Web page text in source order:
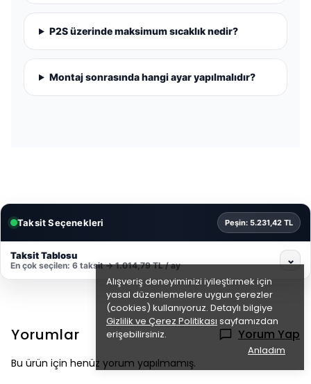
Alışveriş deneyiminizi iyileştirmek için
yasal düzenlemelere uygun çerezler
(cookies) kullanıyoruz. Detaylı bilgiye
Gizlilik ve Çerez Politikası sayfamızdan
erişebilirsiniz.
Anladım
P2S üzerinde maksimum sıcaklık nedir?
Montaj sonrasında hangi ayar yapılmalıdır?
Taksit Seçenekleri Peşin: 5.231,42 TL
Taksit Tablosu
En çok seçilen: 6 taksit → 1.014,79 TL / ay ⌄
Yorumlar Yorum Yap
Bu ürün için henüz yorum yapılmamış.